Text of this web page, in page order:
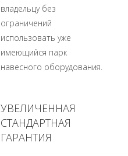
владельцу без
ограничений
использовать уже
имеющийся парк
навесного оборудования.
УВЕЛИЧЕННАЯ
СТАНДАРТНАЯ
ГАРАНТИЯ